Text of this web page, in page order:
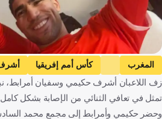
المغرب كأس أمم إفريقيا
باريس سان جيرمان
المغرب
زف اللاعبان أشرف حكيمي وسفيان أمرابط،
تمثل في تعافي الثنائي من الإصابة بشكل
وحضر حكيمي وأمرابط إلى مجمع محمد